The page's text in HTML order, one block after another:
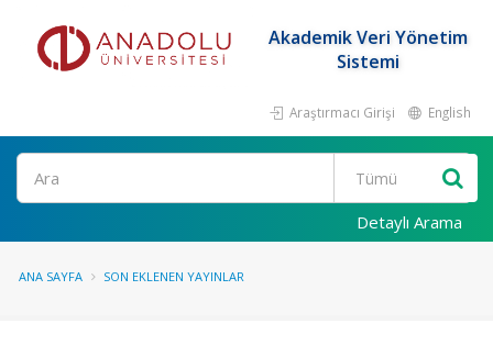
Akademik Veri Yönetim
Sistemi
Araştırmacı Girişi English
Ara
Detaylı Arama
ANA SAYFA SON EKLENEN YAYINLAR